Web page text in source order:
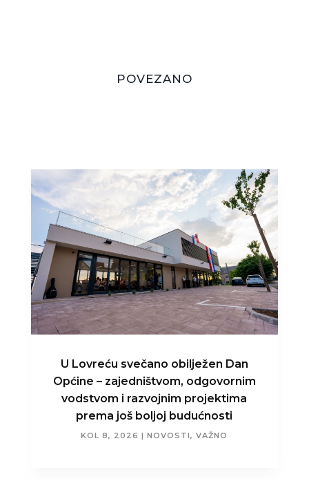
POVEZANO
U Lovreću svečano obilježen Dan
Općine – zajedništvom, odgovornim
vodstvom i razvojnim projektima
prema još boljoj budućnosti
KOL 8, 2026 |NOVOSTI,VAŽNO